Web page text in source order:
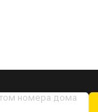
номера дома